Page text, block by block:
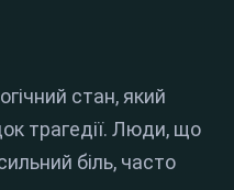
стан, який
трагедії. Люди, що
біль, часто